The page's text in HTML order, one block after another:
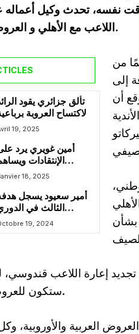
نفسه، تحدث وكيل
اللاعب مع الأهلي و العروض المتوفرة.
تألق جزائري يقود
لاكتساح العروبة
19, 2025
أمين غويري يرد
الإنتقادات
بتمريرة حاسمة مع رين
18, 2025
أمير سعيود يسجل
الثالث في
السعودي و يقود
للتعادل مع
19, 2024
من
إلى
أن
نادي الأهلي
بشأن
إعارة اللاعب قندوسي،
ستكون للعروض الأوروبية.
العربية والأوروبية،